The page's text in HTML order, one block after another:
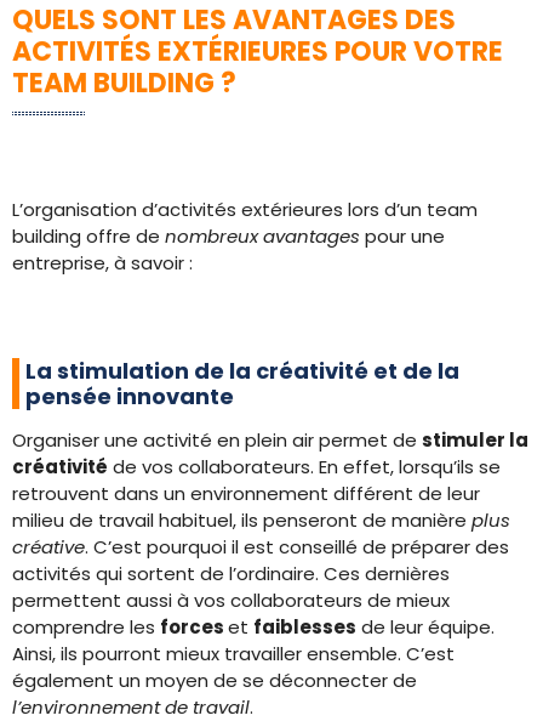
QUELS SONT LES AVANTAGES DES
ACTIVITÉS EXTÉRIEURES POUR VOTRE
TEAM BUILDING ?
L’organisation d’activités extérieures lors d’un team
building offre de nombreux avantages pour une
entreprise, à savoir :
La stimulation de la créativité et de la
pensée innovante
Organiser une activité en plein air permet de stimuler la
créativité de vos collaborateurs. En effet, lorsqu’ils se
retrouvent dans un environnement différent de leur
milieu de travail habituel, ils penseront de manière plus
créative. C’est pourquoi il est conseillé de préparer des
activités qui sortent de l’ordinaire. Ces dernières
permettent aussi à vos collaborateurs de mieux
comprendre les forceset faiblesses de leur équipe.
Ainsi, ils pourront mieux travailler ensemble. C’est
également un moyen de se déconnecter de
l’environnement de travail.